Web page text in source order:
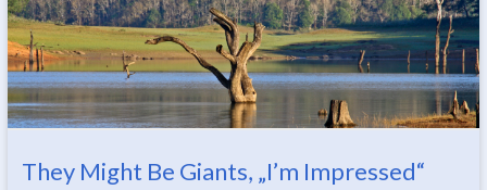
They Might Be Giants, „I’m Impressed“